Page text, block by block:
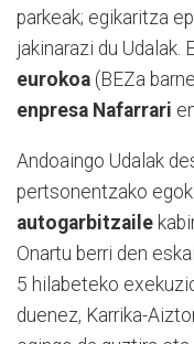
parkeak; egikaritza
jakinarazi du Udalak.
eurokoa (BEZa
enpresa Nafarrari
Andoaingo Udalak
pertsonentzako
autogarbitzaile
Onartu berri den
5 hilabeteko
duenez, Karrika-